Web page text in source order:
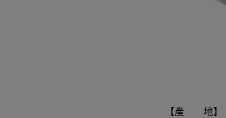
【產 地】